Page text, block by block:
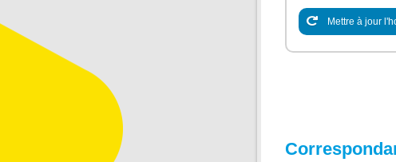
Mettre à jour